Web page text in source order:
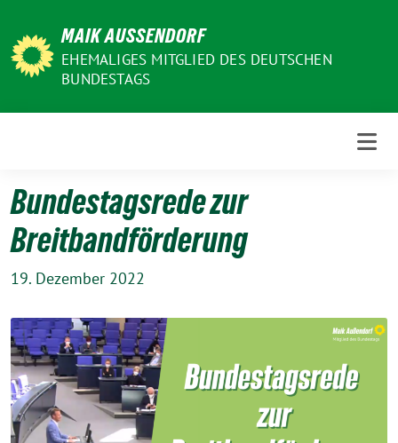
zum
Inhalt
MAIK AUSSENDORF
EHEMALIGES MITGLIED DES DEUTSCHEN
BUNDESTAGS
Bundestagsrede zur
Breitbandförderung
19. Dezember 2022